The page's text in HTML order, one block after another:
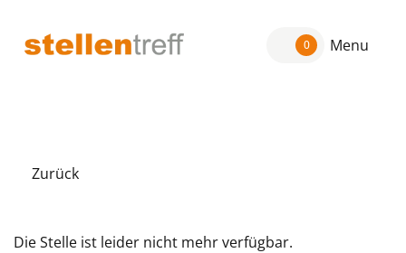
0 Menu
Zurück
Die Stelle ist leider nicht mehr verfügbar.